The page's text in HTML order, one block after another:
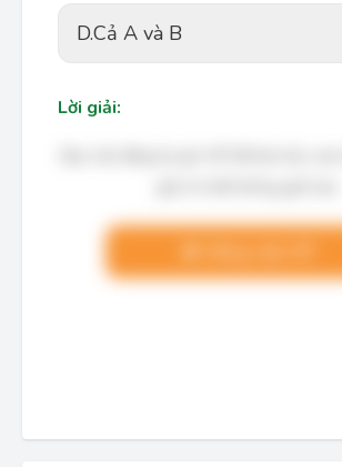
D.Cả A và B
Lời giải: